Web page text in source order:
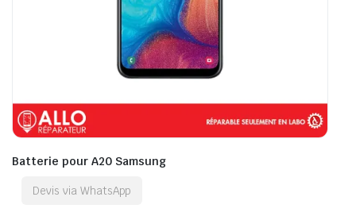
Batterie pour A20 Samsung
Devis via WhatsApp